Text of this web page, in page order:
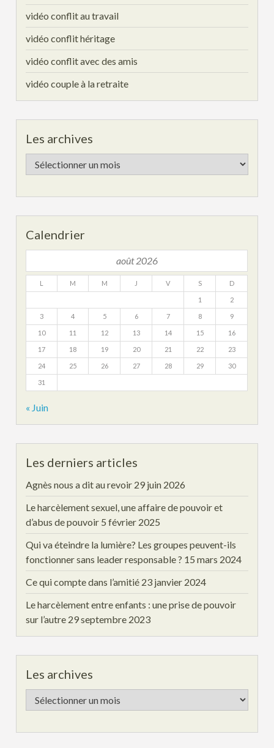
vidéo conflit au travail
vidéo conflit héritage
vidéo conflit avec des amis
vidéo couple à la retraite
Les archives
Les
archives
Calendrier
août 2026
L M M J V S D
1 2
3 4 5 6 7 8 9
10 11 12 13 14 15 16
17 18 19 20 21 22 23
24 25 26 27 28 29 30
31
« Juin
Les derniers articles
Agnès nous a dit au revoir 29 juin 2026
Le harcèlement sexuel, une affaire de pouvoir et
d’abus de pouvoir 5 février 2025
Qui va éteindre la lumière? Les groupes peuvent-ils
fonctionner sans leader responsable ? 15 mars 2024
Ce qui compte dans l’amitié 23 janvier 2024
Le harcèlement entre enfants : une prise de pouvoir
sur l’autre 29 septembre 2023
Les archives
Les
archives